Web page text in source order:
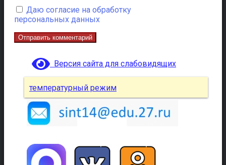
Даю согласие на обработку
персональных данных
Версия сайта для слабовидящих
температурный режим